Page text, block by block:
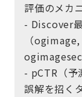
評価のメカ
- Discover
（
- pCTR（予
誤解を招く